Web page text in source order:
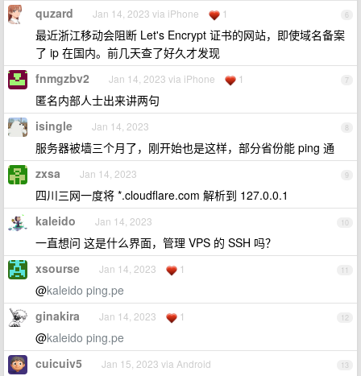
6
quzard Jan 14, 2023 via iPhone 1
最近浙江移动会阻断 Let's Encrypt 证书的网站，即使域名备案
了 ip 在国内。前几天查了好久才发现
7
fnmgzbv2 Jan 14, 2023 via iPhone 1
匿名内部人士出来讲两句
8
isingle Jan 14, 2023
服务器被墙三个月了，刚开始也是这样，部分省份能 ping 通
9
zxsa Jan 14, 2023
四川三网一度将 *.cloudflare.com 解析到 127.0.0.1
10
kaleido Jan 14, 2023
一直想问 这是什么界面，管理 VPS 的 SSH 吗？
11
xsourse Jan 14, 2023 1
@kaleido ping.pe
12
ginakira Jan 14, 2023 1
@kaleido ping.pe
13
cuicuiv5 Jan 15, 2023 via Android